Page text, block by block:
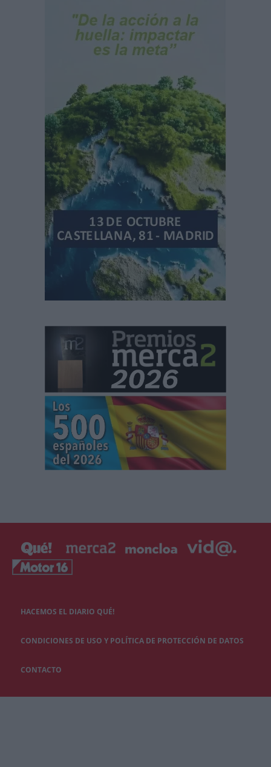
HACEMOS EL DIARIO QUÉ!
CONDICIONES DE USO Y POLÍTICA DE PROTECCIÓN DE DATOS
CONTACTO